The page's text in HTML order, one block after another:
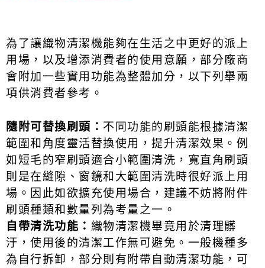
為了讓織物清潔機能夠在生活之中更好的派上
用場，以及增添消費者的使用意願，部分廠商
會附加一些實用功能為整體加分，以下列舉兩
項供消費者參考。
隨附可替換刷頭： 不同功能的刷頭能根據清潔
範圍和角度靈活替換使用，提升清潔效果。例
如短毛的窄刷頭適合小範圍清洗，寬直角刷頭
則是在縫隙、窗鏡和大範圍清洗時很好派上用
場。因此如欲擴充使用場合，建議不妨將附件
刷頭種類和數量列為考量之一。
自帶清洗功能： 織物清潔機畢竟用於清理髒
汙，使用後的清潔工作無可避免。一般機種多
為自行拆卸，部分則有附帶自動清潔功能，可